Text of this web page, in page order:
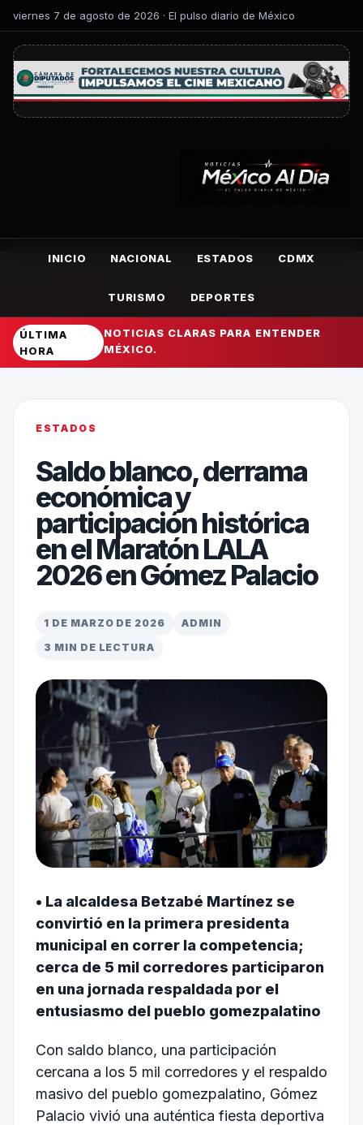
viernes 7 de agosto de 2026 · El pulso diario de México
INICIO NACIONAL ESTADOS CDMX
TURISMO DEPORTES
ÚLTIMA
HORA
NOTICIAS CLARAS PARA ENTENDER
MÉXICO.
ESTADOS
Saldo blanco, derrama
económica y
participación histórica
en el Maratón LALA
2026 en Gómez Palacio
1 DE MARZO DE 2026
ADMIN
3 MIN DE LECTURA
• La alcaldesa Betzabé Martínez se
convirtió en la primera presidenta
municipal en correr la competencia;
cerca de 5 mil corredores participaron
en una jornada respaldada por el
entusiasmo del pueblo gomezpalatino
Con saldo blanco, una participación
cercana a los 5 mil corredores y el respaldo
masivo del pueblo gomezpalatino, Gómez
Palacio vivió una auténtica fiesta deportiva